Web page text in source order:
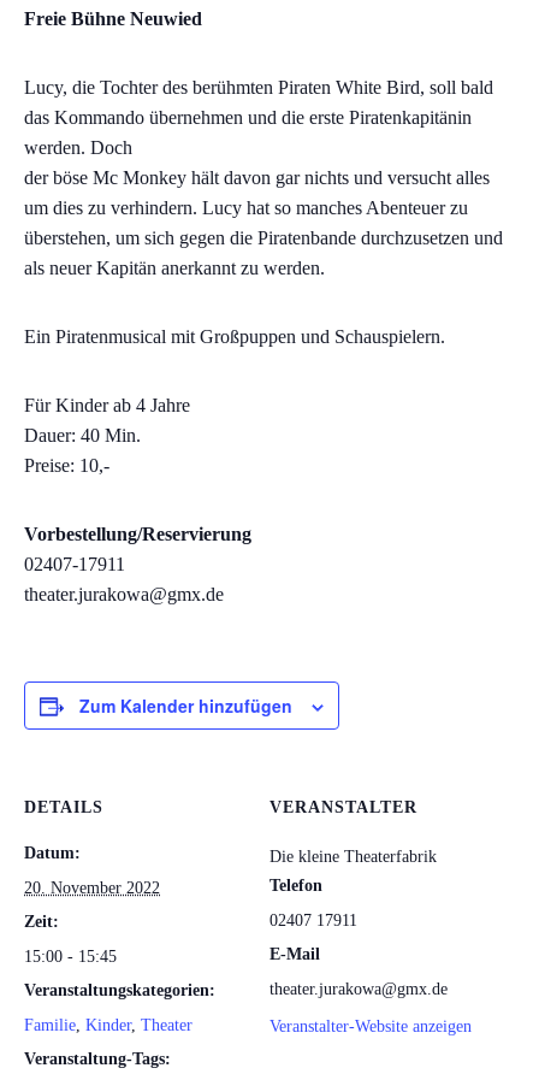
Freie Bühne Neuwied
Lucy, die Tochter des berühmten Piraten White Bird, soll bald
das Kommando übernehmen und die erste Piratenkapitänin
werden. Doch
der böse Mc Monkey hält davon gar nichts und versucht alles
um dies zu verhindern. Lucy hat so manches Abenteuer zu
überstehen, um sich gegen die Piratenbande durchzusetzen und
als neuer Kapitän anerkannt zu werden.
Ein Piratenmusical mit Großpuppen und Schauspielern.
Für Kinder ab 4 Jahre
Dauer: 40 Min.
Preise: 10,-
Vorbestellung/Reservierung
02407-17911
theater.jurakowa@gmx.de
Zum Kalender hinzufügen
DETAILS
Datum:
20. November 2022
Zeit:
15:00 - 15:45
Veranstaltungskategorien:
Familie, Kinder, Theater
Veranstaltung-Tags:
VERANSTALTER
Die kleine Theaterfabrik
Telefon
02407 17911
E-Mail
theater.jurakowa@gmx.de
Veranstalter-Website anzeigen